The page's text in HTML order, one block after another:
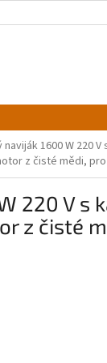
1600 W 220
z čisté mědi,
220 V s
z čisté